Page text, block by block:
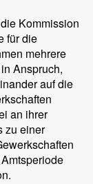
Kommission
für die
mehrere
Anspruch,
auf die
an ihrer
zu einer